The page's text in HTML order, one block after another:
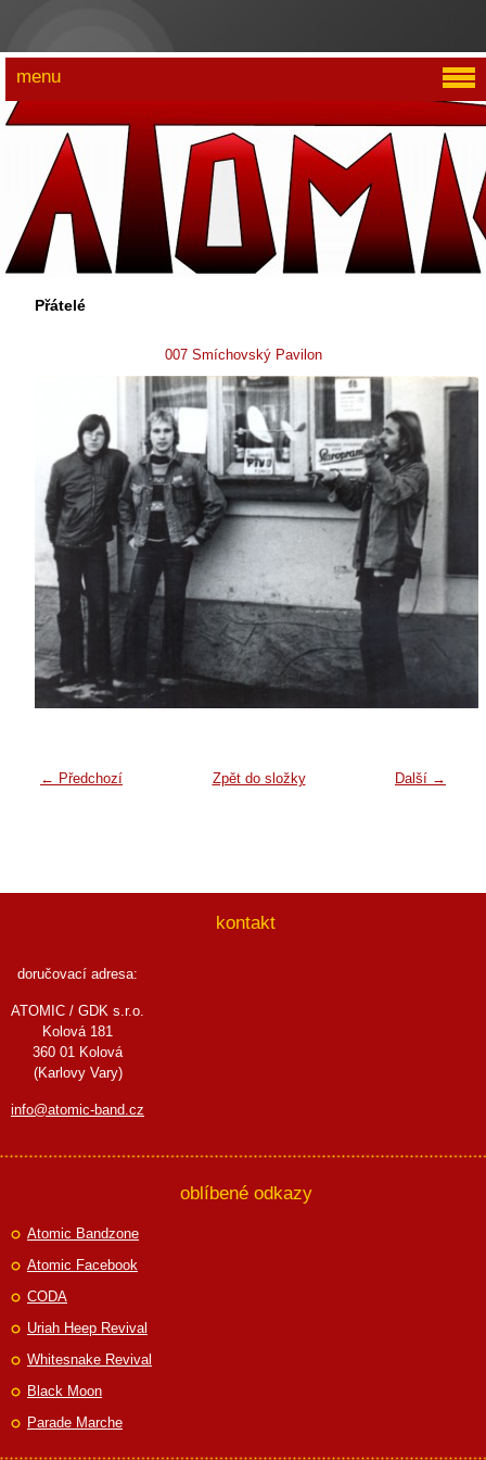
Přátelé
007 Smíchovský Pavilon
← Předchozí Další →
Zpět do složky
menu
kontakt
doručovací adresa:
ATOMIC / GDK s.r.o.
Kolová 181
360 01 Kolová
(Karlovy Vary)
info@atomic-band.cz
oblíbené odkazy
Atomic Bandzone
Atomic Facebook
CODA
Uriah Heep Revival
Whitesnake Revival
Black Moon
Parade Marche